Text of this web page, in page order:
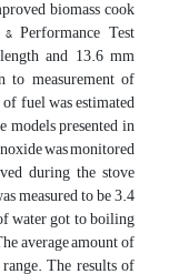
biomass cook
Performance Test
and 13.6 mm
to measurement of
fuel was estimated
models presented in
was monitored
during the stove
measured to be 3.4
water got to boiling
average amount of
The results of